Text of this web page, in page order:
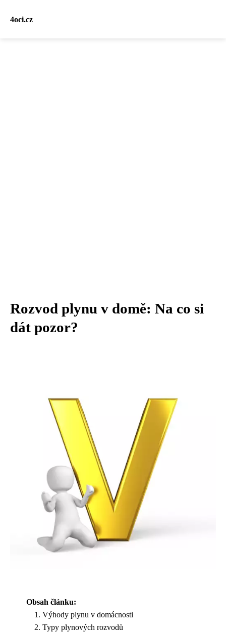
4oci.cz
Rozvod plynu v domě: Na co si
dát pozor?
Obsah článku:
Výhody plynu v domácnosti
Typy plynových rozvodů